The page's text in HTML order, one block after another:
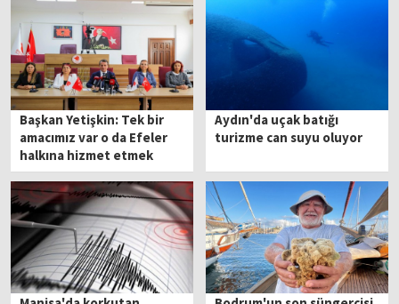
Başkan Yetişkin: Tek bir
amacımız var o da Efeler
halkına hizmet etmek
Aydın'da uçak batığı
turizme can suyu oluyor